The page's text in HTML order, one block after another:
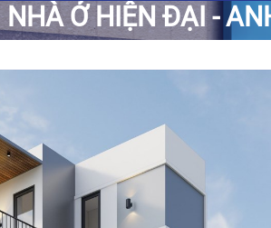
NHÀ Ở HIỆN ĐẠI -